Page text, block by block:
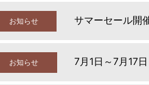
お知らせ サマーセール開
お知らせ 7月1日～7月17